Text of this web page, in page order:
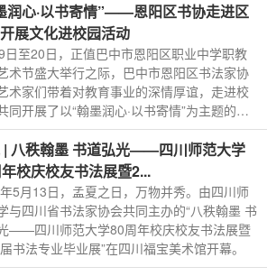
润心·以书寄情”——恩阳区书协走进区
展文化进校园活动
日至20日，正值巴中市恩阳区职业中学职教
术节盛大举行之际，巴中市恩阳区书法家协
术家们带着对教育事业的深情厚谊，走进校
同开展了以“翰墨润心·以书寄情”为主题的书
活动。
| 八秩翰墨 书道弘光——四川师范大学
校庆校友书法展暨2...
5月13日，孟夏之日，万物并秀。由四川师
与四川省书法家协会共同主办的“八秩翰墨 书
——四川师范大学80周年校庆校友书法展暨
书法专业毕业展”在四川福宝美术馆开幕。